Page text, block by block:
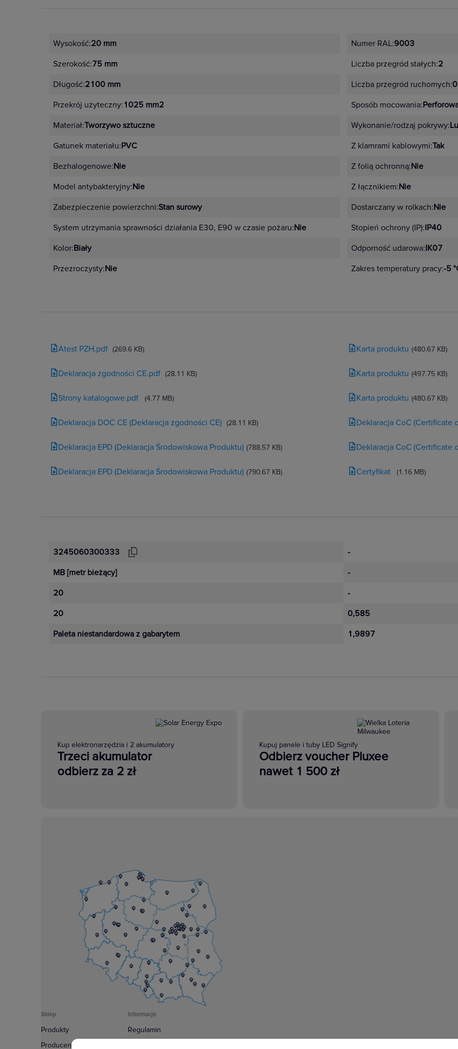
Wysokość:20 mm
Szerokość:75 mm
Długość:2100 mm
Przekrój użyteczny:1025 mm2
Materiał:Tworzywo sztuczne
Gatunek materiału:PVC
Bezhalogenowe:Nie
Model antybakteryjny:Nie
Zabezpieczenie powierzchni:Stan surowy
System utrzymania sprawności działania E30, E90 w czasie pożaru:Nie
Kolor:Biały
Przezroczysty:Nie
Numer RAL:9003
Liczba przegród stałych:2
Liczba przegród ruchomych:0
Sposób mocowania:
Wykonanie/rodzaj pokrywy:
Z klamrami kablowymi:Tak
Z folią ochronną:Nie
Z łącznikiem:Nie
Dostarczany w rolkach:Nie
Stopień ochrony (IP):IP40
Odporność udarowa:IK07
Zakres temperatury pracy:-5
Atest PZH.pdf (269.6 KB)
Deklaracja zgodności CE.pdf (28.11 KB)
Strony katalogowe.pdf (4.77 MB)
Deklaracja DOC CE (Deklaracja zgodności CE) (28.11 KB)
Deklaracja EPD (Deklaracja Środowiskowa Produktu) (788.57 KB)
Deklaracja EPD (Deklaracja Środowiskowa Produktu) (790.67 KB)
Karta produktu (480.67 KB)
Karta produktu (497.75 KB)
Karta produktu (480.67 KB)
Deklaracja CoC (Certificate
Deklaracja CoC (Certificate
Certyfikat (1.16 MB)
3245060300333
MB [metr bieżący]
20
20
Paleta niestandardowa z gabarytem
-
-
-
0,585
1,9897
Kup elektronarzędzia i 2 akumulatory
Trzeci akumulator
odbierz za 2 zł
Kupuj panele i tuby LED Signify
Odbierz voucher Pluxee
nawet 1 500 zł
Sklep
Produkty
Producenci
Informacje
Regulamin